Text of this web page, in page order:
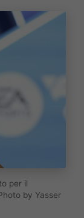
per il
by Yasser